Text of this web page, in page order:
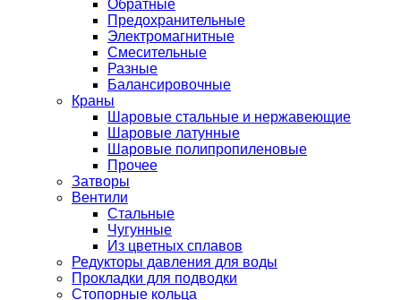
Обратные
Предохранительные
Электромагнитные
Смесительные
Разные
Балансировочные
Краны
Шаровые стальные и нержавеющие
Шаровые латунные
Шаровые полипропиленовые
Прочее
Затворы
Вентили
Стальные
Чугунные
Из цветных сплавов
Редукторы давления для воды
Прокладки для подводки
Стопорные кольца